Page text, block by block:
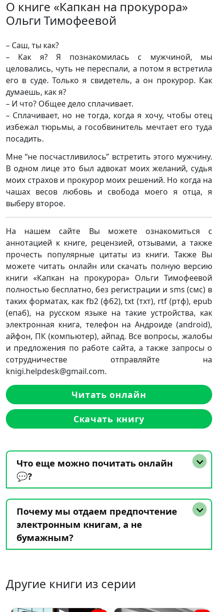
О книге «Капкан на прокурора»
Ольги Тимофеевой
– Саш, ты как?
– Как я? Я познакомилась с мужчиной, мы
целовались, чуть не переспали, а потом я встретила
его в суде. Только я свидетель, а он прокурор. Как
думаешь, как я?
– И что? Общее дело сплачивает.
– Сплачивает, но не тогда, когда я хочу, чтобы отец
избежал тюрьмы, а гособвинитель мечтает его туда
посадить.
Мне “не посчастливилось” встретить этого мужчину.
В одном лице это был адвокат моих желаний, судья
моих страхов и прокурор моих решений. Но когда на
чашах весов любовь и свобода моего я отца, я
выберу второе.
На нашем сайте Вы можете ознакомиться с
аннотацией к книге, рецензией, отзывами, а также
прочесть популярные цитаты из книги. Также Вы
можете читать онлайн или скачать полную версию
книги «Капкан на прокурора» Ольги Тимофеевой
полностью бесплатно, без регистрации и sms (смс) в
таких форматах, как fb2 (фб2), txt (тхт), rtf (ртф), epub
(епаб), на русском языке на такие устройства, как
электронная книга, телефон на Андроиде (android),
айфон, ПК (компьютер), айпад. Все вопросы, жалобы
и предложения по работе сайта, а также запросы о
сотрудничестве отправляйте на
knigi.helpdesk@gmail.com.
Читать онлайн
Скачать книгу
Что еще можно почитать онлайн
💬?
Почему мы отдаем предпочтение
электронным книгам, а не
бумажным?
Другие книги из серии